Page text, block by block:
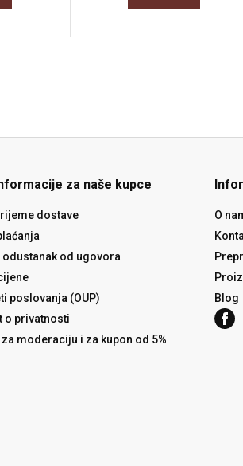
za naše kupce
dostave
odustanak od ugovora
poslovanja (OUP)
o privatnosti
moderaciju i za kupon od 5%
O
Blog